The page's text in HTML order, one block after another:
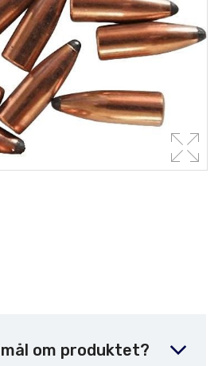
om produktet?